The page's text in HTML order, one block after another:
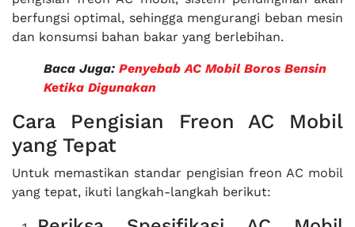
berfungsi optimal, sehingga mengurangi beban mesin
dan konsumsi bahan bakar yang berlebihan.
Baca Juga: Penyebab AC Mobil Boros Bensin
Ketika Digunakan
Cara Pengisian Freon AC Mobil
yang Tepat
Untuk memastikan standar pengisian freon AC mobil
yang tepat, ikuti langkah-langkah berikut: